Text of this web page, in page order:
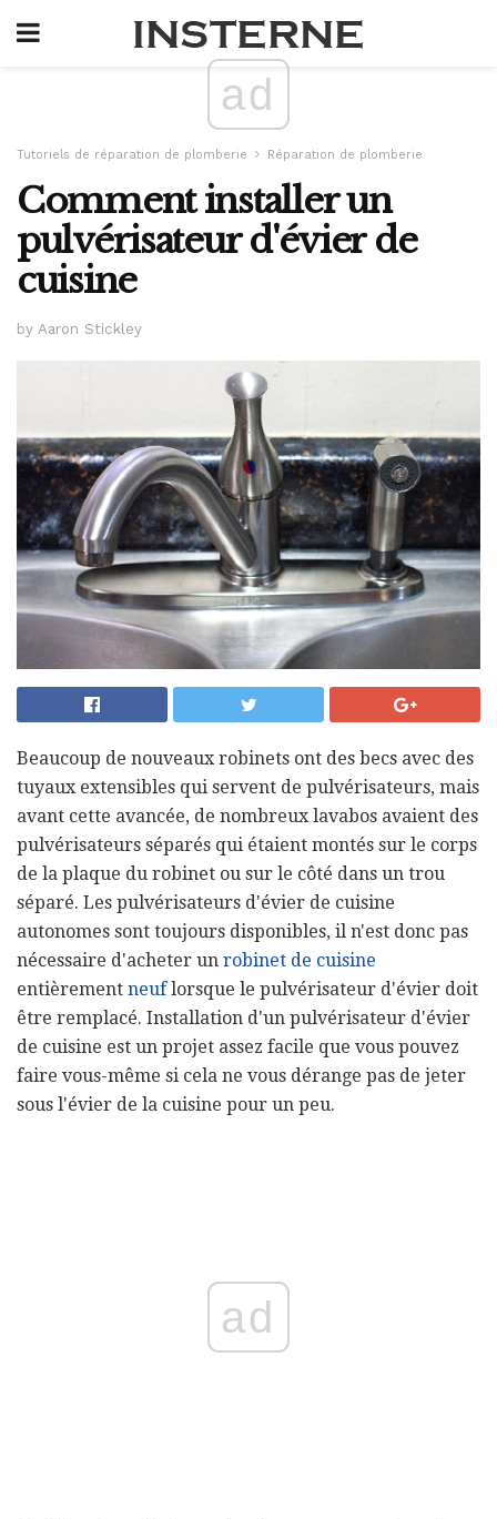
ad
Tutoriels de réparation de plomberie Réparation de plomberie
Comment installer un
pulvérisateur d'évier de
cuisine
by Aaron Stickley
Beaucoup de nouveaux robinets ont des becs avec des
tuyaux extensibles qui servent de pulvérisateurs, mais
avant cette avancée, de nombreux lavabos avaient des
pulvérisateurs séparés qui étaient montés sur le corps
de la plaque du robinet ou sur le côté dans un trou
séparé. Les pulvérisateurs d'évier de cuisine
autonomes sont toujours disponibles, il n'est donc pas
nécessaire d'acheter un robinet de cuisine
entièrement neuflorsque le pulvérisateur d'évier doit
être remplacé. Installation d'un pulvérisateur d'évier
de cuisine est un projet assez facile que vous pouvez
faire vous-même si cela ne vous dérange pas de jeter
sous l'évier de la cuisine pour un peu.
ad